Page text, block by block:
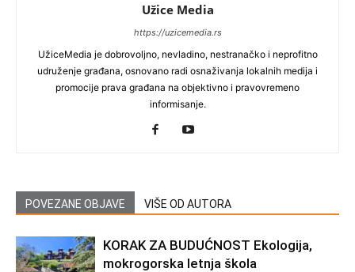
Užice Media
https://uzicemedia.rs
UžiceMedia je dobrovoljno, nevladino, nestranačko i neprofitno
udruženje građana, osnovano radi osnaživanja lokalnih medija i
promocije prava građana na objektivno i pravovremeno
informisanje.
POVEZANE OBJAVE VIŠE OD AUTORA
KORAK ZA BUDUĆNOST Ekologija,
mokrogorska letnja škola